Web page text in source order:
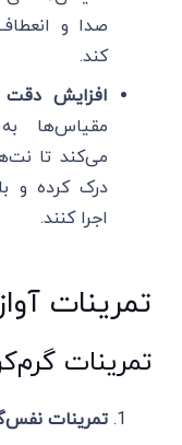
صدا و
کند.
افزایش دقت
مقیاس‌ها
می‌کند تا
درک کرده و
اجرا کنند.
تمرینات آواز
تمرینات
تمرینات